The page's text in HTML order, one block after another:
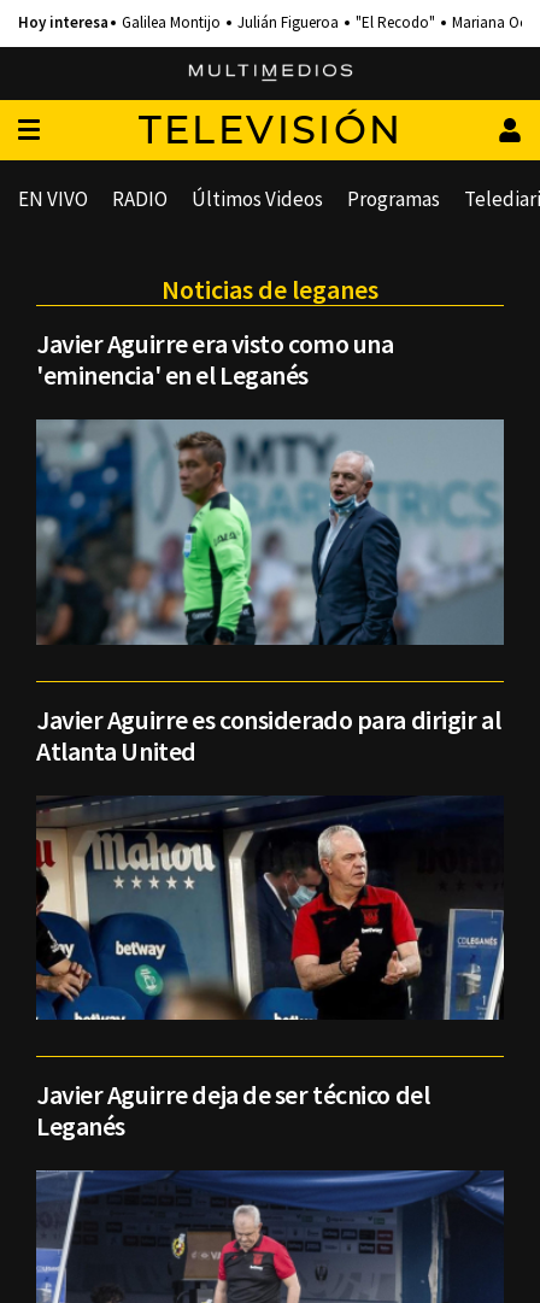
Galilea Montijo Julián Figueroa "El Recodo" Mariana
TELEVISIÓN
EN VIVO RADIO Últimos Videos Programas
Noticias de leganes
Javier Aguirre era visto como una
'eminencia' en el Leganés
Javier Aguirre es considerado para dirigir al
Atlanta United
Javier Aguirre deja de ser técnico del
Leganés